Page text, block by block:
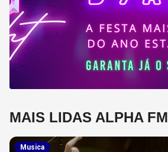
MAIS LIDAS ALPHA FM
Musica